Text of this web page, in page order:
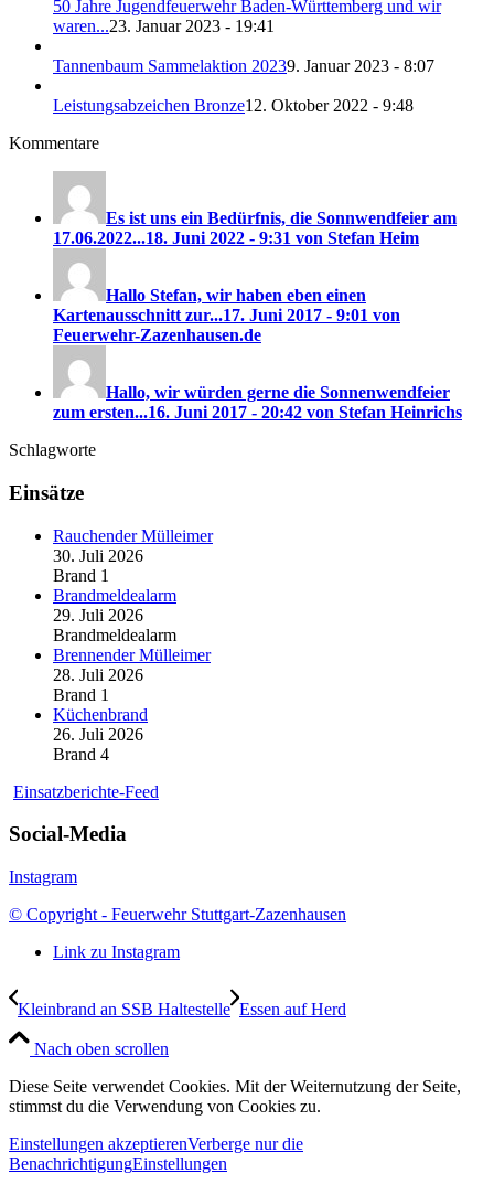
50 Jahre Jugendfeuerwehr Baden-Württemberg und wir
waren...23. Januar 2023 - 19:41
Tannenbaum Sammelaktion 20239. Januar 2023 - 8:07
Leistungsabzeichen Bronze12. Oktober 2022 - 9:48
Kommentare
Es ist uns ein Bedürfnis, die Sonnwendfeier am
17.06.2022...18. Juni 2022 - 9:31 von Stefan Heim
Hallo Stefan, wir haben eben einen
Kartenausschnitt zur...17. Juni 2017 - 9:01 von
Feuerwehr-Zazenhausen.de
Hallo, wir würden gerne die Sonnenwendfeier
zum ersten...16. Juni 2017 - 20:42 von Stefan Heinrichs
Schlagworte
Einsätze
Rauchender Mülleimer
30. Juli 2026
Brand 1
Brandmeldealarm
29. Juli 2026
Brandmeldealarm
Brennender Mülleimer
28. Juli 2026
Brand 1
Küchenbrand
26. Juli 2026
Brand 4
Einsatzberichte-Feed
Social-Media
Instagram
© Copyright - Feuerwehr Stuttgart-Zazenhausen
Link zu Instagram
Kleinbrand an SSB Haltestelle Essen auf Herd
Nach oben scrollen
Diese Seite verwendet Cookies. Mit der Weiternutzung der Seite,
stimmst du die Verwendung von Cookies zu.
Einstellungen akzeptierenVerberge nur die
BenachrichtigungEinstellungen